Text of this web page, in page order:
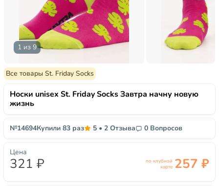
1 из 9
Все товары St. Friday Socks
Носки unisex St. Friday Socks Завтра начну новую
жизнь
№14694Купили 83 раз 5 • 2 Отзыва 0 Вопросов
Цена
321 ₽
по клубной
карте 257 ₽